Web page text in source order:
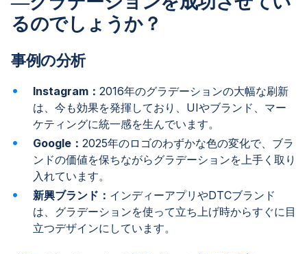
るのでしょうか？
事例の分析
Instagram： 2016年のグラデーションの大幅な刷新
は、今も効果を発揮しており、UIやブランド、マー
ケティングに統一感を生んでいます。
Google： 2025年のロゴのわずかな色の変化で、ブラ
ンドの価値を保ちながらグラデーションを上手く取り
入れています。
新興ブランド： インディーアプリやDTCブランド
は、グラデーションを使って立ち上げ時からすぐに目
立つデザインにしています。